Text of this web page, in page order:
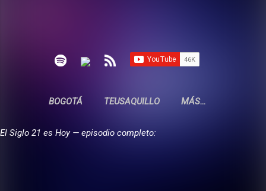
BOGOTÁ TEUSAQUILLO MÁS…
El Siglo 21 es Hoy — episodio completo: